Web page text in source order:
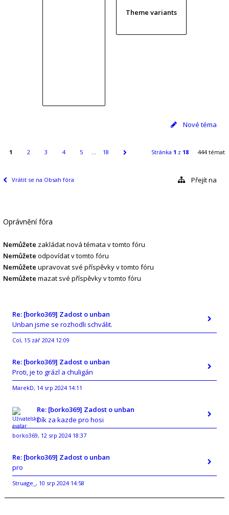
Theme variants
Nové téma
1 2 3 4 5 … 18 Stránka 1 z 18 444 témat
Vrátit se na Obsah fóra Přejít na
Oprávnění fóra
Nemůžete zakládat nová témata v tomto fóru
Nemůžete odpovídat v tomto fóru
Nemůžete upravovat své příspěvky v tomto fóru
Nemůžete mazat své příspěvky v tomto fóru
Re: [borko369] Zadost o unban
Unban jsme se rozhodli schválit.
Col, 15 zář 2024 12:09
Re: [borko369] Zadost o unban
Proti, je to grázl a chuligán
MarekD, 14 srp 2024 14:11
Re: [borko369] Zadost o unban
Dík za kazde pro hosi
borko369, 12 srp 2024 18:37
Re: [borko369] Zadost o unban
pro
Struage_ , 10 srp 2024 14:58